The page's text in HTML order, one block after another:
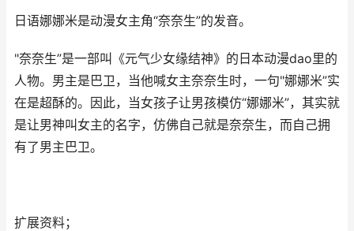
日语娜娜米是动漫女主角“奈奈生”的发音。
"奈奈生”是一部叫《元气少女缘结神》的日本动漫dao里的
人物。男主是巴卫，当他喊女主奈奈生时，一句"娜娜米”实
在是超酥的。因此，当女孩子让男孩模仿“娜娜米”，其实就
是让男神叫女主的名字，仿佛自己就是奈奈生，而自己拥
有了男主巴卫。
扩展资料；